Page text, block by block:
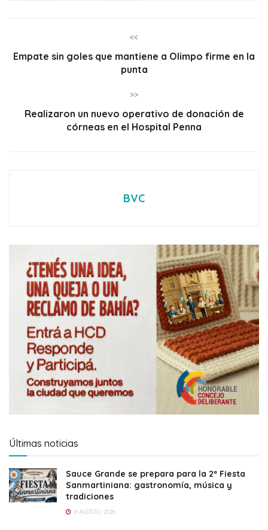
<<
Empate sin goles que mantiene a Olimpo firme en la
punta
>>
Realizaron un nuevo operativo de donación de
córneas en el Hospital Penna
BVC
Últimas noticias
Sauce Grande se prepara para la 2ª Fiesta
Sanmartiniana: gastronomía, música y
tradiciones
8 AGOSTO, 2026